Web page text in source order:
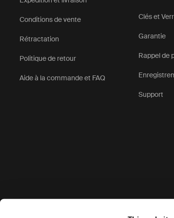
Conditions de vente
Rétractation
Politique de retour
Aide à la commande et FAQ
Clés et
Garantie
Rappel de
Support